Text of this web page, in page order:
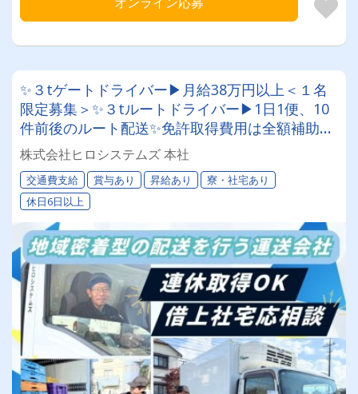
✨３tゲートドライバー▶月給38万円以上＜１名
限定募集＞✨３tルートドライバー▶1日1便、10
件前後のルート配送✨免許取得費用は全額補助し
ますのでご相談ください ※規定あり
株式会社ヒロシステムズ 本社
交通費支給 賞与あり 昇給あり
寮・社宅あり
休日6日以上